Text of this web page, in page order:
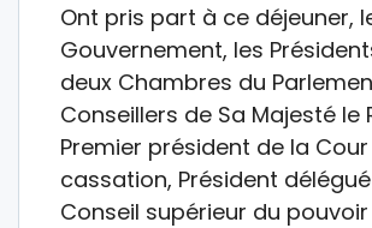
Ont pris part à ce déjeuner,
Gouvernement, les
deux Chambres du
Conseillers de Sa Majesté le
Premier président de la
cassation, Président
Conseil supérieur du